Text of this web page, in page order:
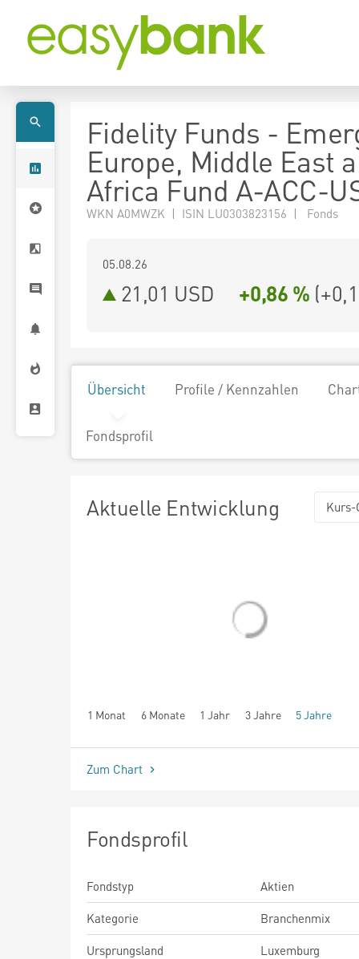
Fidelity Funds -
Europe, Middle East
Africa Fund A-ACC-
WKN A0MWZK | ISIN LU0303823156 | Fonds
05.08.26
21,01 USD +0,86 % (
Übersicht Profile / Kennzahlen
Fondsprofil
Aktuelle Entwicklung Kurs-
1 Monat 6 Monate 1 Jahr 3 Jahre 5 Jahre
seit Beginn
Zum Chart
Fondsprofil
Fondstyp
Aktien
Kategorie
Branchenmix
Ursprungsland
Luxemburg